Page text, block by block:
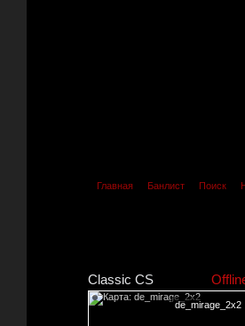
Главная Банлист Поиск
Classic CS
de_mirage_2x2